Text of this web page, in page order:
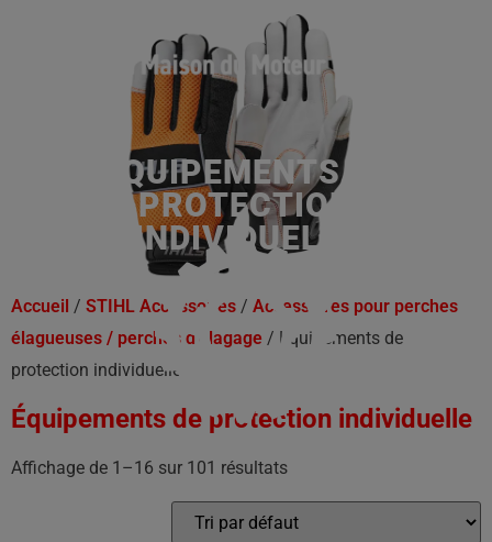
ÉQUIPEMENTS DE
PROTECTION
INDIVIDUELLE
Accueil / STIHL Accessoires / Accessoires pour perches
élagueuses / perches d'élagage / Équipements de
protection individuelle
Équipements de protection individuelle
Affichage de 1–16 sur 101 résultats